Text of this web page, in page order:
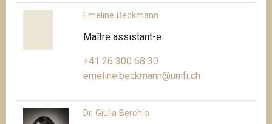
Emeline Beckmann
Maître assistant-e
+41 26 300 68 30
emeline.beckmann@unifr.ch
Dr. Giulia Berchio